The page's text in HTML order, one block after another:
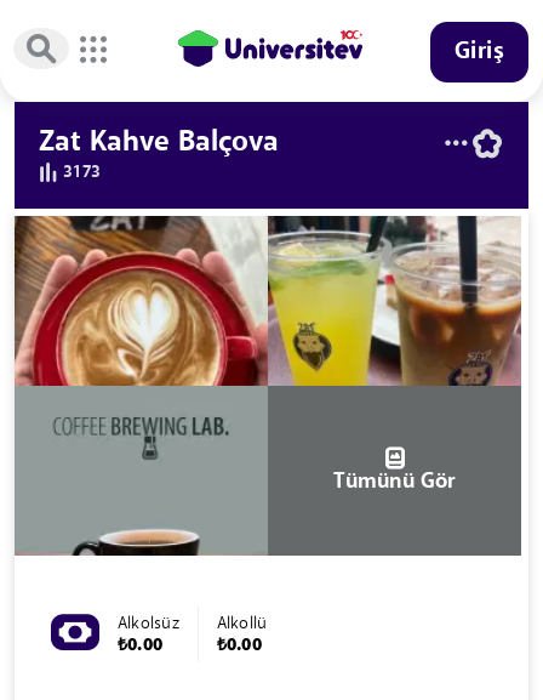
Giriş
Zat Kahve Balçova
3173
Tümünü Gör
Alkolsüz
₺0.00
Alkollü
₺0.00